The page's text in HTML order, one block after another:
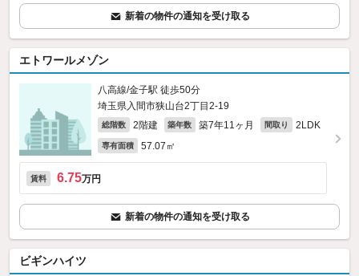
新着の物件の通知を受け取る
エトワールメゾン
八高線/金子駅 徒歩50分
埼玉県入間市狭山台2丁目2-19
総階数 2階建 築年数 築7年11ヶ月 間取り 2LDK
専有面積 57.07㎡
賃料 6.75万円
新着の物件の通知を受け取る
ビギンハイツ